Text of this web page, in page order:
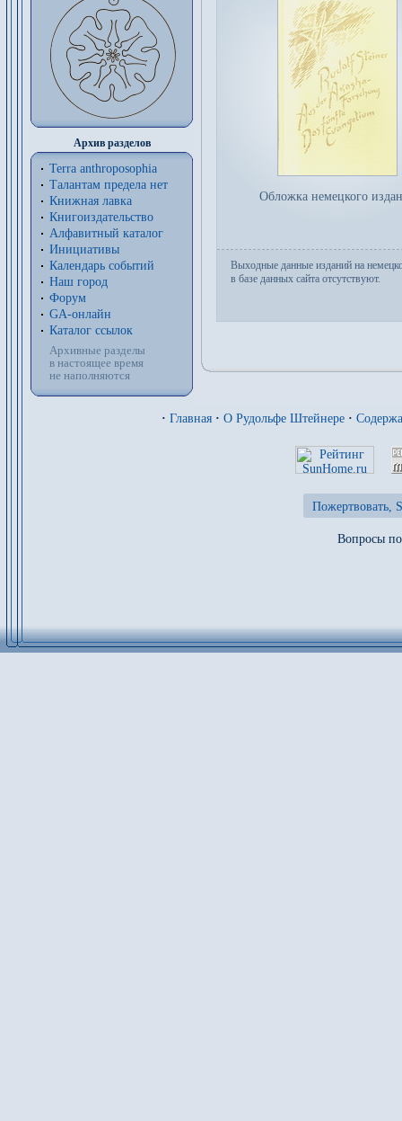
Архив разделов
Terra anthroposophia
Талантам предела нет
Книжная лавка
Книгоиздательство
Алфавитный каталог
Инициативы
Календарь событий
Наш город
Форум
GA-онлайн
Каталог ссылок
Архивные разделы
в настоящее время
не наполняются
Обложка немецкого
Выходные данные изданий на
в базе данных сайта отсутствуют.
· Главная · О Рудольфе Штейнере ·
Пожертвовать,
Вопросы